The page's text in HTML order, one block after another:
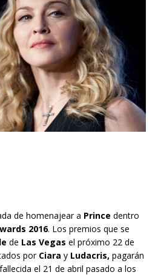
de homenajear a Prince dentro
2016. Los premios que se
de Las Vegas el próximo 22 de
por Ciara y Ludacris, pagarán
el 21 de abril pasado a los